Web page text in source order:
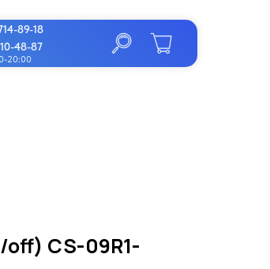
20:00
89-18
48-87
off) CS-09R1-